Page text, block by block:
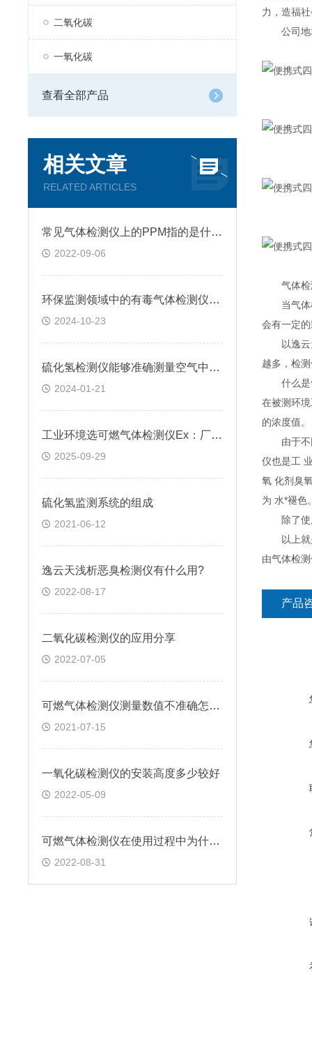
二氧化碳
一氧化碳
查看全部产品
相关文章
RELATED ARTICLES
常见气体检测仪上的PPM指的是什么?
2022-09-06
环保监测领域中的有毒气体检测仪应用情况
2024-10-23
硫化氢检测仪能够准确测量空气中硫化氢的浓度和比例
2024-01-21
工业环境选可燃气体检测仪Ex：厂家解答常见疑问，选对才安全
2025-09-29
硫化氢监测系统的组成
2021-06-12
逸云天浅析恶臭检测仪有什么用?
2022-08-17
二氧化碳检测仪的应用分享
2022-07-05
可燃气体检测仪测量数值不准确怎么办
2021-07-15
一氧化碳检测仪的安装高度多少较好
2022-05-09
可燃气体检测仪在使用过程中为什么会误报
2022-08-31
力，造福
公司地址
气体检
当气体检
会有一定
以逸云天
越多，检
什么是气
在被测环
的浓度值。
由于不同
仪也是工
氧 化剂臭
为 水*褪色
除了使用
以上就是
由气体检
产品